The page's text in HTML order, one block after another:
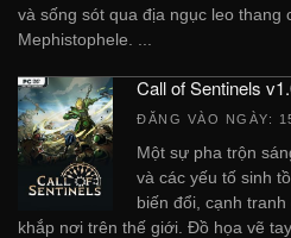
và sống sót qua địa ngục leo thang
Mephistophele. ...
Call of Sentinels
ĐĂNG VÀO NGÀY:
Một sự pha trộn
và các yếu tố sinh
biến đổi, cạnh
khắp nơi trên thế giới. Đồ họa vẽ